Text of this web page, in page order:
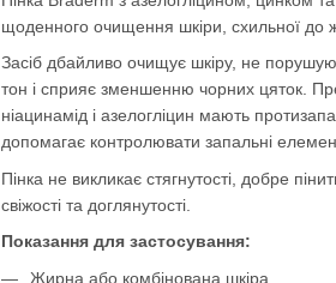
щоденного очищення шкіри, схильної до
Засіб дбайливо очищує шкіру, не
тон і сприяє зменшенню чорних цяток.
ніацинамід і азелогліцин мають
допомагає контролювати запальні
Пінка не викликає стягнутості, добре
свіжості та доглянутості.
Показання для застосування:
Жирна або комбінована шкіра